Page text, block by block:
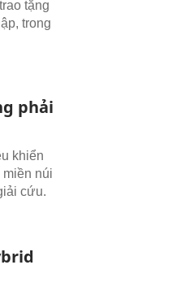
tặng
trong
phải
khiển
núi
cứu.